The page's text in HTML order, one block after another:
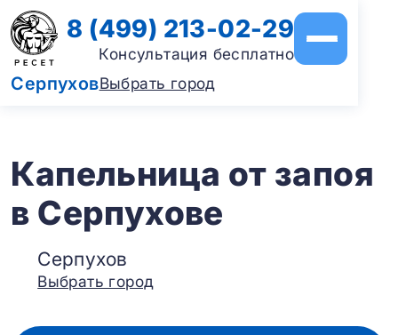
СерпуховВыбрать город
8 (499) 213-02-29
Консультация бесплатно
Капельница от запоя
в Серпухове
Серпухов
Выбрать город